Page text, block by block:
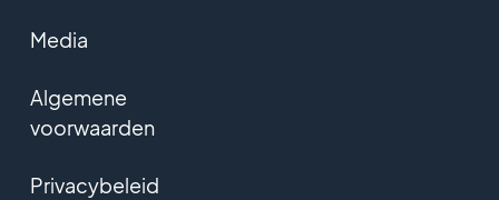
Media
Algemene
voorwaarden
Privacybeleid